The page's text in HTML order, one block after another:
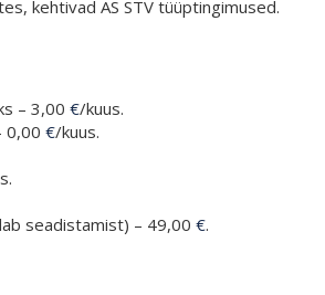
kehtivad AS STV tüüptingimused.
– 3,00 €/kuus.
0,00 €/kuus.
seadistamist) – 49,00 €.